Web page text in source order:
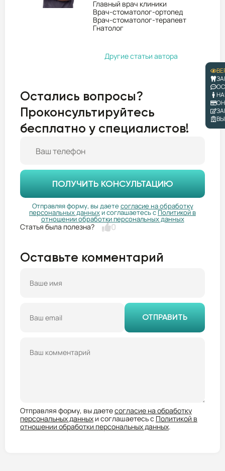
Главный врач клиники
Врач-стоматолог-ортопед
Врач-стоматолог-терапевт
Гнатолог
Другие статьи автора
Остались вопросы?
Проконсультируйтесь
бесплатно у специалистов!
ПОЛУЧИТЬ КОНСУЛЬТАЦИЮ
Отправляя форму, вы даете согласие на обработку
персональных данныхи соглашаетесь сПолитикой в
отношении обработки персональных данных
0
Оставьте комментарий
ОТПРАВИТЬ
Отправляя форму, вы даетесогласие на обработку
персональных данных и соглашаетесь с Политикой в
отношении обработки персональных данных.